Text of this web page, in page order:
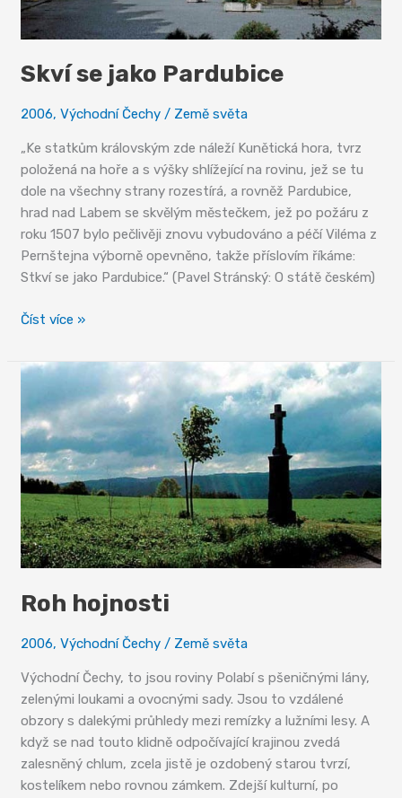
Skví se jako Pardubice
2006,Východní Čechy / Země světa
„Ke statkům královským zde náleží Kunětická hora, tvrz
položená na hoře a s výšky shlížející na rovinu, jež se tu
dole na všechny strany rozestírá, a rovněž Pardubice,
hrad nad Labem se skvělým městečkem, jež po požáru z
roku 1507 bylo pečlivěji znovu vybudováno a péčí Viléma z
Pernštejna výborně opevněno, takže příslovím říkáme:
Stkví se jako Pardubice.“ (Pavel Stránský: O státě českém)
Skví
jako
Pardubice
Číst více »
Roh hojnosti
2006,Východní Čechy / Země světa
Východní Čechy, to jsou roviny Polabí s pšeničnými lány,
zelenými loukami a ovocnými sady. Jsou to vzdálené
obzory s dalekými průhledy mezi remízky a lužními lesy. A
když se nad touto klidně odpočívající krajinou zvedá
zalesněný chlum, zcela jistě je ozdobený starou tvrzí,
kostelíkem nebo rovnou zámkem. Zdejší kulturní, po